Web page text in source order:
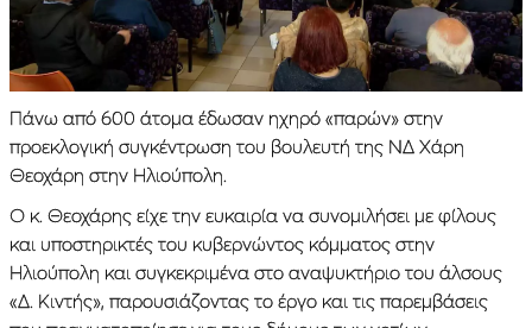
Πάνω από 600 άτομα έδωσαν ηχηρό «παρών» στην
προεκλογική συγκέντρωση του βουλευτή της ΝΔ Χάρη
Θεοχάρη στην Ηλιούπολη.
Ο κ. Θεοχάρης είχε την ευκαιρία να συνομιλήσει με φίλους
και υποστηρικτές του κυβερνώντος κόμματος στην
Ηλιούπολη και συγκεκριμένα στο αναψυκτήριο του άλσους
«Δ. Κιντής», παρουσιάζοντας το έργο και τις παρεμβάσεις